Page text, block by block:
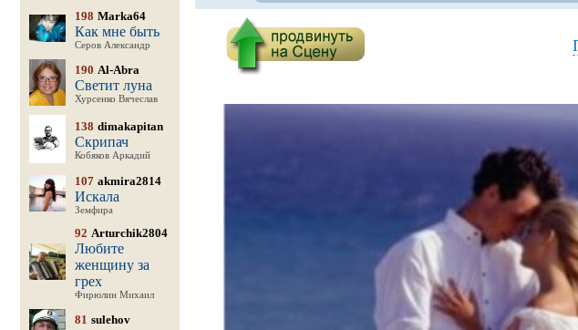
198 Marka64
Как мне быть
Серов Александр
190 Al-Abra
Светит луна
Хурсенко Вячеслав
138 dimakapitan
Скрипач
Кобяков Аркадий
107 akmira2814
Искала
Земфира
92 Arturchik2804
Любите
женщину за
грех
Фирюлин Михаил
81 sulehov